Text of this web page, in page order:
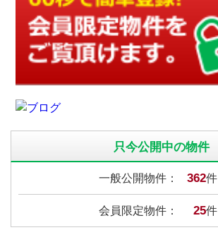
只今公開中の物件
一般公開物件： 362件
会員限定物件： 25件